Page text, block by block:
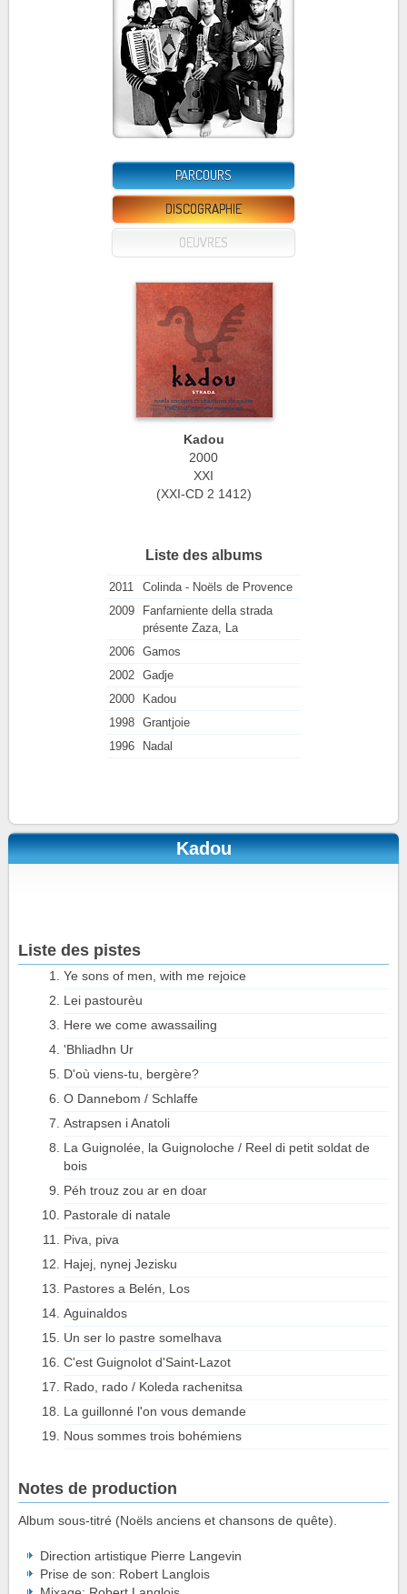
PARCOURS
DISCOGRAPHIE
OEUVRES
Kadou
2000
XXI
(XXI-CD 2 1412)
Liste des albums
2011
Colinda - Noëls de Provence
2009
Fanfarniente della strada
présente Zaza, La
2006 Gamos
2002 Gadje
2000
Kadou
1998 Grantjoie
1996
Nadal
Kadou
Liste des pistes
Ye sons of men, with me rejoice
Lei pastourèu
Here we come awassailing
'Bhliadhn Ur
D'où viens-tu, bergère?
O Dannebom / Schlaffe
Astrapsen i Anatoli
La Guignolée, la Guignoloche / Reel di petit soldat de
bois
Péh trouz zou ar en doar
Pastorale di natale
Piva, piva
Hajej, nynej Jezisku
Pastores a Belén, Los
Aguinaldos
Un ser lo pastre somelhava
C'est Guignolot d'Saint-Lazot
Rado, rado / Koleda rachenitsa
La guillonné l'on vous demande
Nous sommes trois bohémiens
Notes de production
Album sous-titré (Noëls anciens et chansons de quête).
Direction artistique Pierre Langevin
Prise de son: Robert Langlois